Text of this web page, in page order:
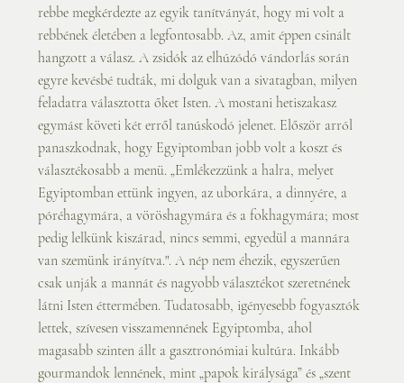
rebbe megkérdezte az egyik tanítványát, hogy mi volt a
rebbének életében a legfontosabb. Az, amit éppen csinált
hangzott a válasz. A zsidók az elhúzódó vándorlás során
egyre kevésbé tudták, mi dolguk van a sivatagban, milyen
feladatra választotta őket Isten. A mostani hetiszakasz
egymást követi két erről tanúskodó jelenet. Először arról
panaszkodnak, hogy Egyiptomban jobb volt a koszt és
választékosabb a menü. „Emlékezzünk a halra, melyet
Egyiptomban ettünk ingyen, az uborkára, a dinnyére, a
póréhagymára, a vöröshagymára és a fokhagymára; most
pedig lelkünk kiszárad, nincs semmi, egyedül a mannára
van szemünk irányítva.". A nép nem éhezik, egyszerűen
csak unják a mannát és nagyobb választékot szeretnének
látni Isten éttermében. Tudatosabb, igényesebb fogyasztók
lettek, szívesen visszamennének Egyiptomba, ahol
magasabb szinten állt a gasztronómiai kultúra. Inkább
gourmandok lennének, mint „papok királysága” és „szent